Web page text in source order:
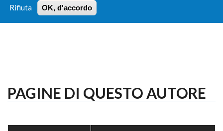
Rifiuta OK, d'accordo
RICERCA
HOME TUTTI I PROFILI
LOGIN
PAGINE DI QUESTO AUTORE